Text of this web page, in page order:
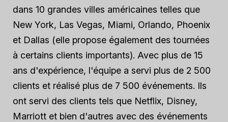
dans 10 grandes villes américaines telles que
New York, Las Vegas, Miami, Orlando, Phoenix
et Dallas (elle propose également des tournées
à certains clients importants). Avec plus de 15
ans d'expérience, l'équipe a servi plus de 2 500
clients et réalisé plus de 7 500 événements. Ils
ont servi des clients tels que Netflix, Disney,
Marriott et bien d'autres avec des événements